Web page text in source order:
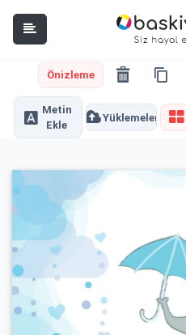
Önizleme
Metin
Ekle
Yüklemeler